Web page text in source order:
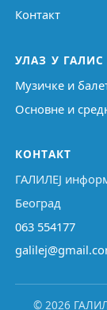
Контакт
УЛАЗ У ГАЛИС
Музичке и
Основне и
КОНТАКТ
ГАЛИЛЕЈ
Београд
063 554177
© 2026